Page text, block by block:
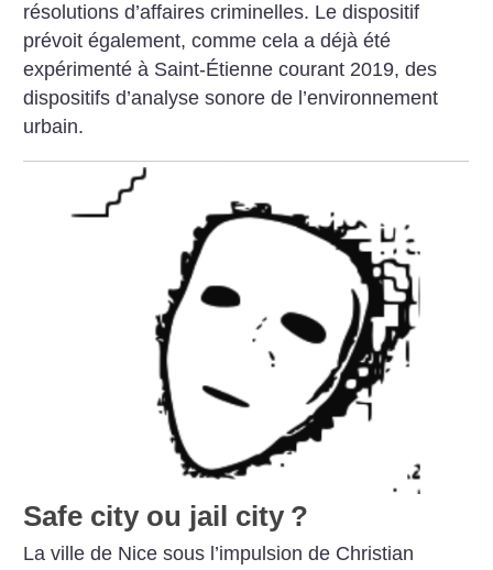
résolutions d’affaires criminelles. Le dispositif
prévoit également, comme cela a déjà été
expérimenté à Saint-Étienne courant 2019, des
dispositifs d’analyse sonore de l’environnement
urbain.
Safe city ou jail city ?
La ville de Nice sous l’impulsion de Christian